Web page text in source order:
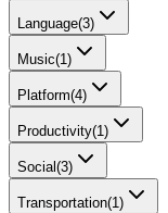
Language(3)
Music(1)
Platform(4)
Productivity(1)
Social(3)
Transportation(1)